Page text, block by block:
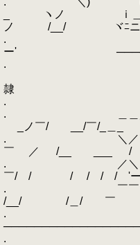
_ ヽノ ｉ＿
ノ /__/ ヾﾆニ
.
ー'
隷
.
. ＿＿／＼
_ノ￣/ __/￣/_＿_ /
. ＼／￣￣
￣ ／ /__ ___ / / ./
. ／＼＿＿
￣/ / / / / / 'ー'
. ￣￣＼
/__/ /＿/ ￣ /
.